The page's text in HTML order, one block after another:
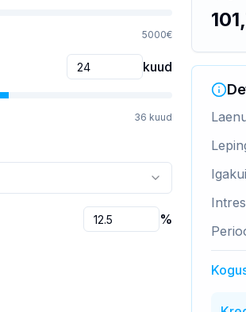
5000€
kuud
36 kuud
%